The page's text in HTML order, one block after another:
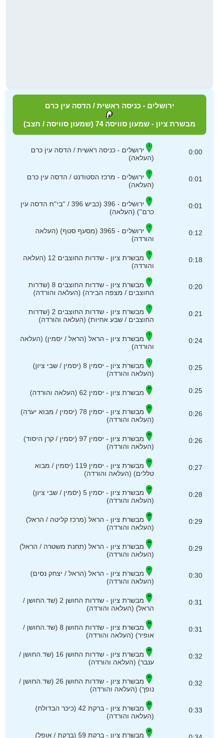
ירושלים - כניסה ראשית / הדסה עין כרם
מבשרת ציון - שמעון סוויסה 74 (שמעון סוויסה / חצב)
0:00
ירושלים - כניסה ראשית / הדסה עין כרם
(העלאה)
0:01
ירושלים - מרכז הסטודנט / הדסה עין כרם
(העלאה)
0:01
ירושלים - 396 (כביש 396 / ''בי''ח הדסה עין
כרם'') (העלאה)
0:12
ירושלים - 3965 (מסעף סטף) (העלאה
והורדה)
0:18
מבשרת ציון - שדרות החוצבים 12 (העלאה
והורדה)
0:20
מבשרת ציון - שדרות החוצבים 8 (שדרות
החוצבים / מצפה הבירה) (העלאה והורדה)
0:21
מבשרת ציון - שדרות החוצבים 2 (שדרות
החוצבים / שבע אחיות) (העלאה והורדה)
0:24
מבשרת ציון - הראל (הראל / יסמין) (העלאה
והורדה)
0:25
מבשרת ציון - יסמין 8 (יסמין / שבי ציון)
(העלאה והורדה)
0:25 מבשרת ציון - יסמין 62 (העלאה והורדה)
0:26
מבשרת ציון - יסמין 78 (יסמין / מבוא יערה)
(העלאה והורדה)
0:26
מבשרת ציון - יסמין 97 (יסמין / קרן היסוד)
(העלאה והורדה)
0:27
מבשרת ציון - יסמין 119 (יסמין / מבוא
טללים) (העלאה והורדה)
0:28
מבשרת ציון - יסמין 5 (יסמין / שבי ציון)
(העלאה והורדה)
0:29
מבשרת ציון - הראל (מרכז קליטה / הראל)
(העלאה והורדה)
0:29
מבשרת ציון - הראל (תחנת משטרה / הראל)
(העלאה והורדה)
0:30
מבשרת ציון - הראל (הראל / יצחק נסים)
(העלאה והורדה)
0:31
מבשרת ציון - שדרות החושן 2 (שד.החושן /
הראל) (העלאה והורדה)
0:31
מבשרת ציון - שדרות החושן 8 (שד.החושן /
אופיר) (העלאה והורדה)
0:32
מבשרת ציון - שדרות החושן 16 (שד.החושן /
ענבר) (העלאה והורדה)
0:32
מבשרת ציון - שדרות החושן 26 (שד.החושן /
נופך) (העלאה והורדה)
0:33
מבשרת ציון - ברקת 42 (כיכר הבדולח)
(העלאה והורדה)
מבשרת ציון - ברקת 59 (ברקת / אופל)